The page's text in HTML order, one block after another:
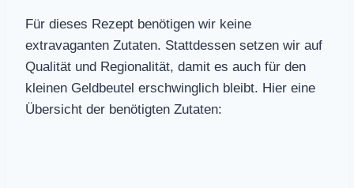
Für dieses Rezept benötigen wir keine
extravaganten Zutaten. Stattdessen setzen wir auf
Qualität und Regionalität, damit es auch für den
kleinen Geldbeutel erschwinglich bleibt. Hier eine
Übersicht der benötigten Zutaten: